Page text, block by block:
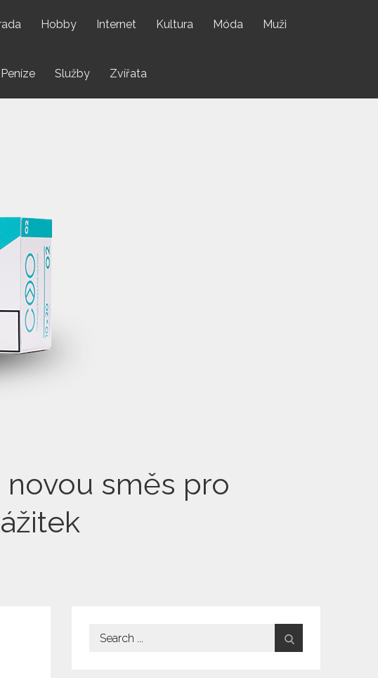
Hobby Internet Kultura Móda Muži
Peníze Služby Zvířata
směs pro
Search